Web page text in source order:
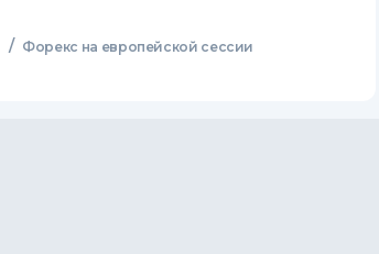
/ Форекс на европейской сессии